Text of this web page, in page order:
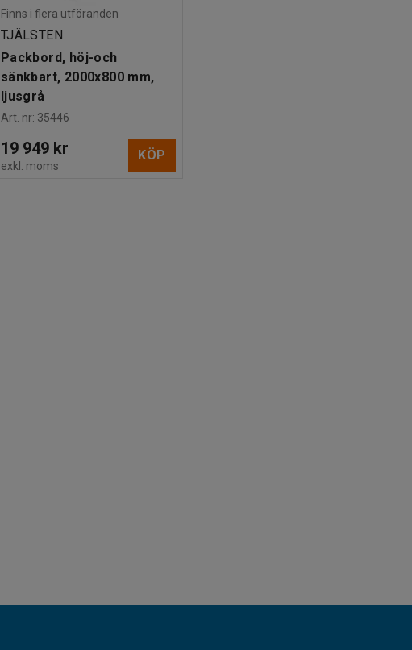
Finns i flera utföranden
TJÄLSTEN
Packbord, höj-och
sänkbart, 2000x800 mm,
ljusgrå
Art. nr: 35446
19 949 kr
exkl. moms
KÖP